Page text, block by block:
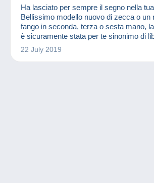
Ha lasciato per sempre il segno nella
Bellissimo modello nuovo di zecca o un
fango in seconda, terza o sesta mano,
è sicuramente stata per te sinonimo di
22 July 2019